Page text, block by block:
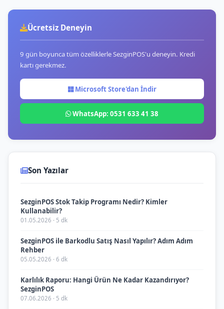
Ücretsiz Deneyin
9 gün boyunca tüm özelliklerle SezginPOS'u deneyin. Kredi
kartı gerekmez.
Microsoft Store'dan İndir
WhatsApp: 0531 633 41 38
Son Yazılar
SezginPOS Stok Takip Programı Nedir? Kimler
Kullanabilir?
01.05.2026 · 5 dk
SezginPOS ile Barkodlu Satış Nasıl Yapılır? Adım Adım
Rehber
05.05.2026 · 6 dk
Karlılık Raporu: Hangi Ürün Ne Kadar Kazandırıyor?
SezginPOS
07.06.2026 · 5 dk